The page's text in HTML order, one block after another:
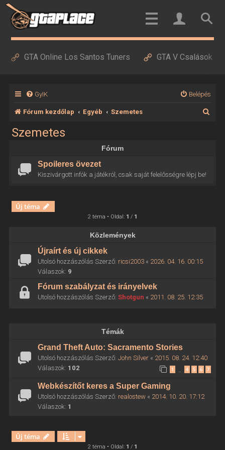
GTA Online Los Santos Tuners GTA V Csalások
GyIK Belépés
Fórum kezdőlap Egyéb Szemetes
Szemetes
Fórum
Spoileres övezet
Kiszivárgott infók a játékról, csak saját felelősségre lépj be!
Új téma
2 téma • Oldal: 1 / 1
Közlemények
Újraírt és új cikkek
Utolsó hozzászólás Szerző: ricsi2003« 2026. 04. 16. 00:15
Válaszok: 9
Fórum szabályzat és irányelvek
Utolsó hozzászólás Szerző: Shotgun « 2011. 08. 25. 12:35
Témák
Grand Theft Auto: Sacramento Stories
Utolsó hozzászólás Szerző: John Silver« 2015. 08. 24. 12:40
Válaszok: 102 1 4 5 6 7
Webkészítőt keres a Super Gaming
Utolsó hozzászólás Szerző: realostew« 2014. 10. 20. 17:12
Válaszok: 1
Új téma
2 téma • Oldal: 1 / 1